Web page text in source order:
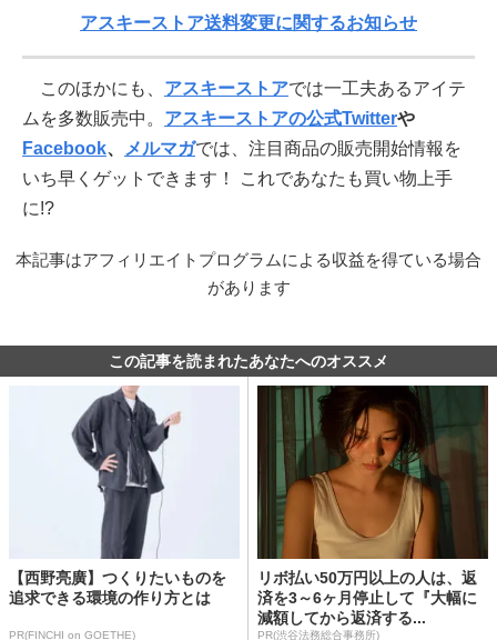
アスキーストア送料変更に関するお知らせ
このほかにも、 アスキーストアでは一工夫あるアイテ
ムを多数販売中。 アスキーストアの公式Twitterや
Facebook、 メルマガでは、注目商品の販売開始情報を
いち早くゲットできます！ これであなたも買い物上手
に!?
本記事はアフィリエイトプログラムによる収益を得ている場合
があります
この記事を読まれたあなたへのオススメ
【西野亮廣】つくりたいものを
追求できる環境の作り方とは
PR(FINCHI on GOETHE)
リボ払い50万円以上の人は、返
済を3～6ヶ月停止して『大幅に
減額してから返済する...
PR(渋谷法務総合事務所)